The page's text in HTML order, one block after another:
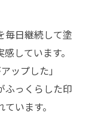
毎日継続して塗
しています。
ップした」
ふっくらした印
います。